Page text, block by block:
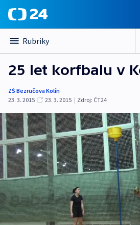
Rubriky
25 let korfbalu v
ZŠ Bezručova Kolín
23. 3. 2015
23. 3. 2015 | Zdroj: ČT24